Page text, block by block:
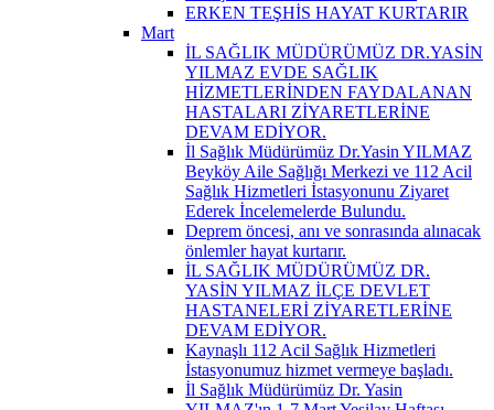
ERKEN TEŞHİS HAYAT KURTARIR
Mart
İL SAĞLIK MÜDÜRÜMÜZ DR.YASİN
YILMAZ EVDE SAĞLIK
HİZMETLERİNDEN FAYDALANAN
HASTALARI ZİYARETLERİNE
DEVAM EDİYOR.
İl Sağlık Müdürümüz Dr.Yasin YILMAZ
Beyköy Aile Sağlığı Merkezi ve 112 Acil
Sağlık Hizmetleri İstasyonunu Ziyaret
Ederek İncelemelerde Bulundu.
Deprem öncesi, anı ve sonrasında alınacak
önlemler hayat kurtarır.
İL SAĞLIK MÜDÜRÜMÜZ DR.
YASİN YILMAZ İLÇE DEVLET
HASTANELERİ ZİYARETLERİNE
DEVAM EDİYOR.
Kaynaşlı 112 Acil Sağlık Hizmetleri
İstasyonumuz hizmet vermeye başladı.
İl Sağlık Müdürümüz Dr. Yasin